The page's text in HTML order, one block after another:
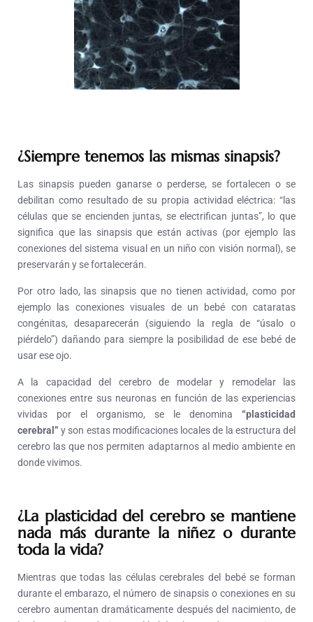
¿Siempre tenemos las mismas sinapsis?
Las sinapsis pueden ganarse o perderse, se fortalecen o se
debilitan como resultado de su propia actividad eléctrica: “las
células que se encienden juntas, se electrifican juntas”, lo que
significa que las sinapsis que están activas (por ejemplo las
conexiones del sistema visual en un niño con visión normal), se
preservarán y se fortalecerán.
Por otro lado, las sinapsis que no tienen actividad, como por
ejemplo las conexiones visuales de un bebé con cataratas
congénitas, desaparecerán (siguiendo la regla de “úsalo o
piérdelo”) dañando para siempre la posibilidad de ese bebé de
usar ese ojo.
A la capacidad del cerebro de modelar y remodelar las
conexiones entre sus neuronas en función de las experiencias
vividas por el organismo, se le denomina “plasticidad
cerebral”y son estas modificaciones locales de la estructura del
cerebro las que nos permiten adaptarnos al medio ambiente en
donde vivimos.
¿La plasticidad del cerebro se mantiene
nada más durante la niñez o durante
toda la vida?
Mientras que todas las células cerebrales del bebé se forman
durante el embarazo, el número de sinapsis o conexiones en su
cerebro aumentan dramáticamente después del nacimiento, de